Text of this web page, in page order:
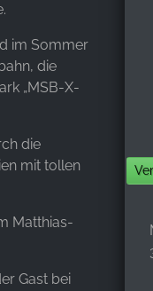
im Sommer
die
„MSB-X-
die
mit tollen
Matthias-
Gast bei